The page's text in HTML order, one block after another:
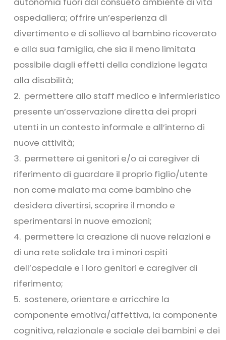
ospedaliera; offrire un’esperienza di
divertimento e di sollievo al bambino ricoverato
e alla sua famiglia, che sia il meno limitata
possibile dagli effetti della condizione legata
alla disabilità;
permettere allo staff medico e infermieristico
presente un’osservazione diretta dei propri
utenti in un contesto informale e all’interno di
nuove attività;
permettere ai genitori e/o ai caregiver di
riferimento di guardare il proprio figlio/utente
non come malato ma come bambino che
desidera divertirsi, scoprire il mondo e
sperimentarsi in nuove emozioni;
permettere la creazione di nuove relazioni e
di una rete solidale tra i minori ospiti
dell’ospedale e i loro genitori e caregiver di
riferimento;
sostenere, orientare e arricchire la
componente emotiva/affettiva, la componente
cognitiva, relazionale e sociale dei bambini e dei